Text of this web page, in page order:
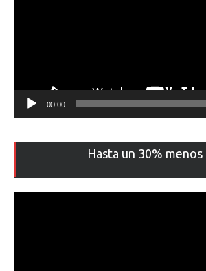
00:00
Hasta un 30% menos